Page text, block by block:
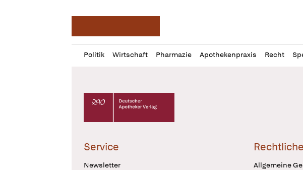
Politik Wirtschaft Pharmazie Apothekenpraxis Recht
Profil
öffnen
Daz
Pur
Deutscher Apotheker Verlag Logo
Service
Newsletter
Allgemeine